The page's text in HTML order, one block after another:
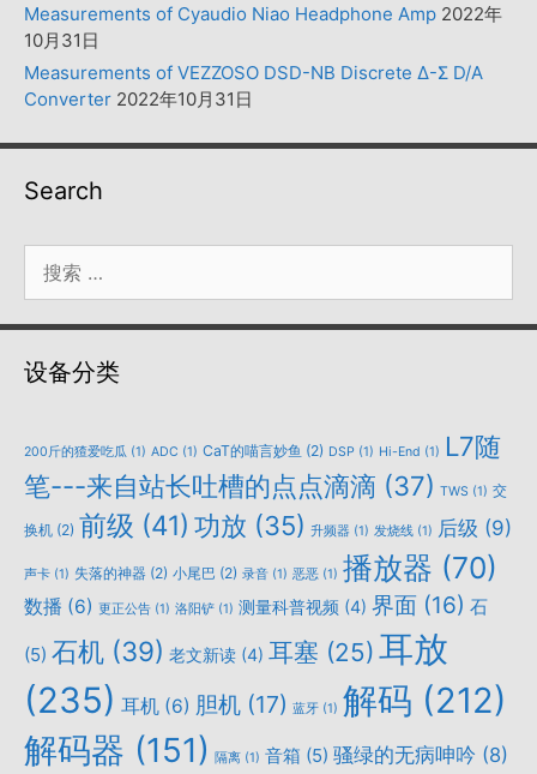
Measurements of Cyaudio Niao Headphone Amp 2022年
10月31日
Measurements of VEZZOSO DSD-NB Discrete Δ-Σ D/A
Converter 2022年10月31日
Search
索：
设备分类
200斤的猹爱吃瓜 (1) ADC (1) CaT的喵言妙鱼 (2) DSP (1) Hi-End (1) L7随
笔---来自站长吐槽的点点滴滴 (37) TWS (1) 交
换机 (2) 前级 (41) 功放 (35) 升频器 (1) 发烧线 (1) 后级 (9)
声卡 (1) 失落的神器 (2) 小尾巴 (2) 录音 (1) 恶恶 (1) 播放器 (70)
数播 (6) 更正公告 (1) 洛阳铲 (1) 测量科普视频 (4) 界面 (16) 石
(5) 石机 (39) 老文新读 (4) 耳塞 (25) 耳放
(235) 耳机 (6) 胆机 (17) 蓝牙 (1) 解码 (212)
解码器 (151) 隔离 (1) 音箱 (5) 骚绿的无病呻吟 (8)